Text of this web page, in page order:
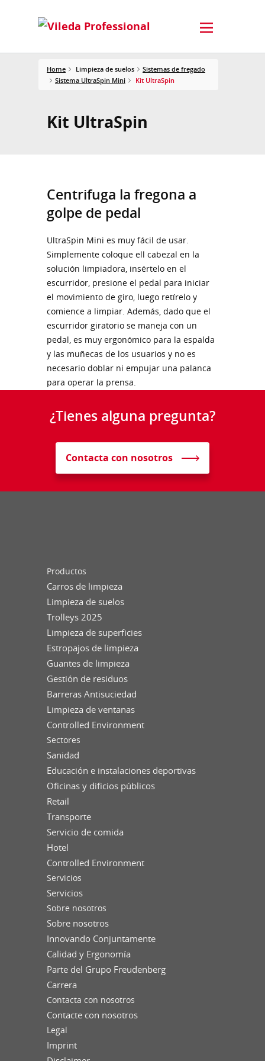
Home Limpieza de suelos
Sistemas de fregado
Sistema UltraSpin Mini
Kit UltraSpin
Kit UltraSpin
Centrifuga la fregona a
golpe de pedal
UltraSpin Mini es muy fácil de usar.
Simplemente coloque ell cabezal en la
solución limpiadora, insértelo en el
escurridor, presione el pedal para iniciar
el movimiento de giro, luego retírelo y
comience a limpiar. Además, dado que el
escurridor giratorio se maneja con un
pedal, es muy ergonómico para la espalda
y las muñecas de los usuarios y no es
necesario doblar ni empujar una palanca
para operar la prensa.
¿Tienes alguna pregunta?
Contacta con nosotros
Productos
Carros de limpieza
Limpieza de suelos
Trolleys 2025
Limpieza de superficies
Estropajos de limpieza
Guantes de limpieza
Gestión de residuos
Barreras Antisuciedad
Limpieza de ventanas
Controlled Environment
Sectores
Sanidad
Educación e instalaciones deportivas
Oficinas y dificios públicos
Retail
Transporte
Servicio de comida
Hotel
Controlled Environment
Servicios
Servicios
Sobre nosotros
Sobre nosotros
Innovando Conjuntamente
Calidad y Ergonomía
Parte del Grupo Freudenberg
Carrera
Contacta con nosotros
Contacte con nosotros
Legal
Imprint